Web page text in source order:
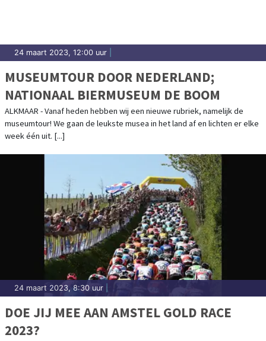
24 maart 2023, 12:00 uur
MUSEUMTOUR DOOR NEDERLAND;
NATIONAAL BIERMUSEUM DE BOOM
ALKMAAR - Vanaf heden hebben wij een nieuwe rubriek, namelijk de
museumtour! We gaan de leukste musea in het land af en lichten er elke
week één uit. [...]
24 maart 2023, 8:30 uur
DOE JIJ MEE AAN AMSTEL GOLD RACE
2023?